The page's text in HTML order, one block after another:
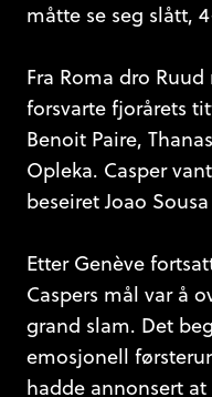
måtte se seg slått,
Fra Roma dro
forsvarte fjorårets
Benoit Paire,
Opleka. Casper
beseiret Joao
Etter Genève
Caspers mål var å
grand slam. Det
emosjonell
hadde annonsert